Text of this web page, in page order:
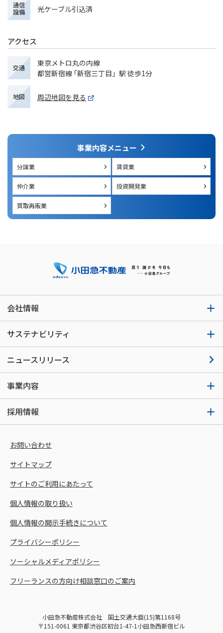
通信
設備
光ケーブル引込済
アクセス
交通
東京メトロ丸の内線
都営新宿線 ｢新宿三丁目」駅 徒歩1分
地図 周辺地図を見る
事業内容メニュー
分譲業 賃貸業
仲介業 投資開発業
買取再販業
会社情報
サステナビリティ
ニュースリリース
事業内容
採用情報
お問い合わせ
サイトマップ
サイトのご利用にあたって
個人情報の取り扱い
個人情報の開示手続きについて
プライバシーポリシー
ソーシャルメディアポリシー
フリーランスの方向け相談窓口のご案内
小田急不動産株式会社 国土交通大臣(15)第1168号
〒151-0061 東京都渋谷区初台1-47-1小田急西新宿ビル